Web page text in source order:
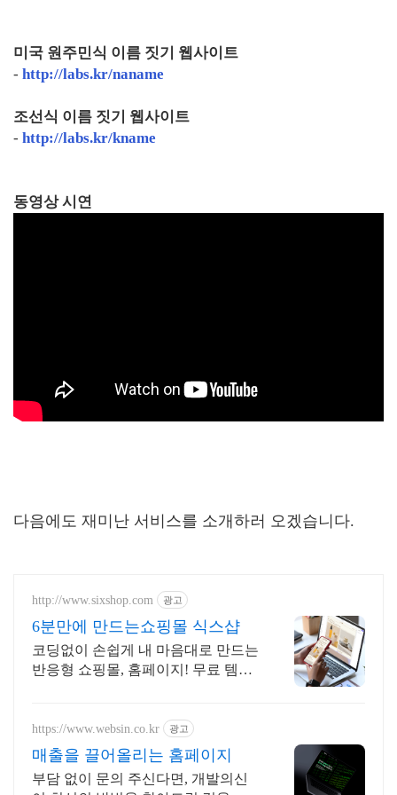
미국 원주민식 이름 짓기 웹사이트
- http://labs.kr/naname
조선식 이름 짓기 웹사이트
- http://labs.kr/kname
동영상 시연
다음에도 재미난 서비스를 소개하러 오겠습니다.
http://www.sixshop.com 광고
6분만에 만드는쇼핑몰 식스샵
코딩없이 손쉽게 내 마음대로 만드는
반응형 쇼핑몰, 홈페이지! 무료 템플
https://www.websin.co.kr 광고
매출을 끌어올리는 홈페이지
부담 없이 문의 주신다면, 개발의신